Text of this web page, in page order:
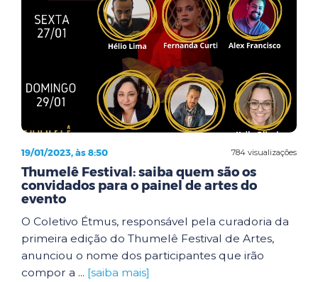
784 visualizações
19/01/2023, às 8:50
Thumelê Festival: saiba quem são os
convidados para o painel de artes do
evento
O Coletivo Étmus, responsável pela curadoria da
primeira edição do Thumelê Festival de Artes,
anunciou o nome dos participantes que irão
compor a ... [saiba mais]